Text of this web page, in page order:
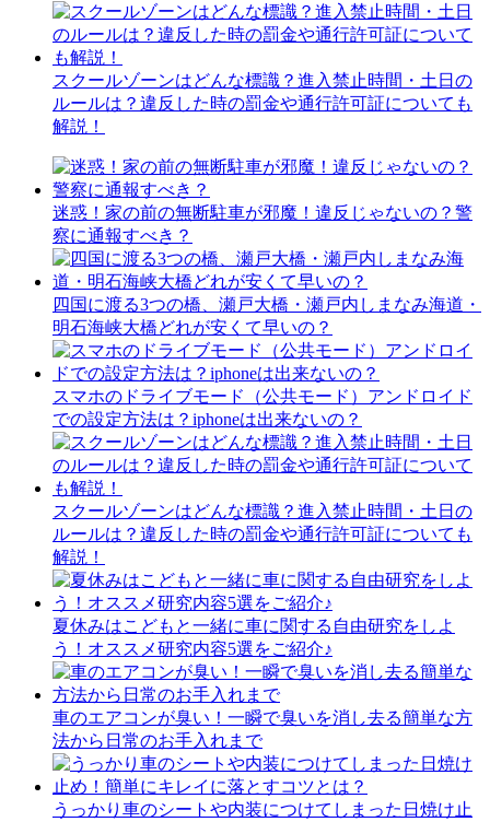
スクールゾーンはどんな標識？進入禁止時間・土日の
ルールは？違反した時の罰金や通行許可証についても
解説！
迷惑！家の前の無断駐車が邪魔！違反じゃないの？警
察に通報すべき？
四国に渡る3つの橋、瀬戸大橋・瀬戸内しまなみ海道・
明石海峡大橋どれが安くて早いの？
スマホのドライブモード（公共モード）アンドロイド
での設定方法は？iphoneは出来ないの？
スクールゾーンはどんな標識？進入禁止時間・土日の
ルールは？違反した時の罰金や通行許可証についても
解説！
夏休みはこどもと一緒に車に関する自由研究をしよ
う！オススメ研究内容5選をご紹介♪
車のエアコンが臭い！一瞬で臭いを消し去る簡単な方
法から日常のお手入れまで
うっかり車のシートや内装につけてしまった日焼け止